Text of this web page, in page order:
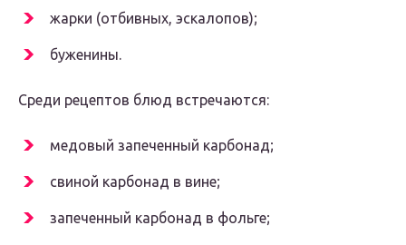
жарки (отбивных, эскалопов);
буженины.
Среди рецептов блюд встречаются:
медовый запеченный карбонад;
свиной карбонад в вине;
запеченный карбонад в фольге;